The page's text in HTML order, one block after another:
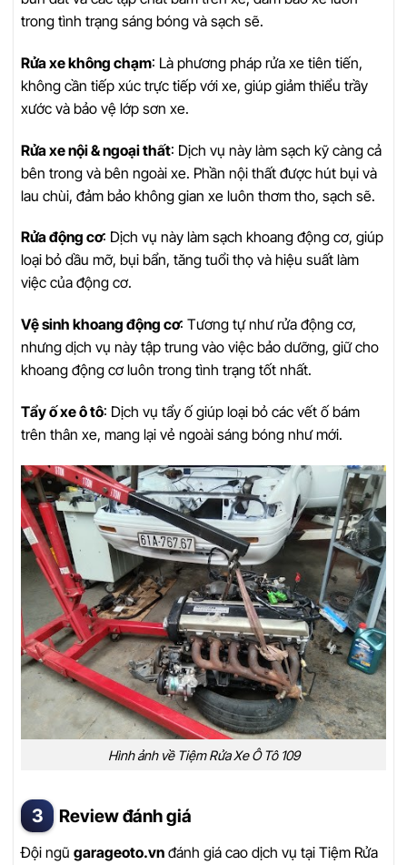
trong tình trạng sáng bóng và sạch sẽ.
Rửa xe không chạm: Là phương pháp rửa xe tiên tiến,
không cần tiếp xúc trực tiếp với xe, giúp giảm thiểu trầy
xước và bảo vệ lớp sơn xe.
Rửa xe nội & ngoại thất: Dịch vụ này làm sạch kỹ càng cả
bên trong và bên ngoài xe. Phần nội thất được hút bụi và
lau chùi, đảm bảo không gian xe luôn thơm tho, sạch sẽ.
Rửa động cơ: Dịch vụ này làm sạch khoang động cơ, giúp
loại bỏ dầu mỡ, bụi bẩn, tăng tuổi thọ và hiệu suất làm
việc của động cơ.
Vệ sinh khoang động cơ: Tương tự như rửa động cơ,
nhưng dịch vụ này tập trung vào việc bảo dưỡng, giữ cho
khoang động cơ luôn trong tình trạng tốt nhất.
Tẩy ố xe ô tô: Dịch vụ tẩy ố giúp loại bỏ các vết ố bám
trên thân xe, mang lại vẻ ngoài sáng bóng như mới.
Hình ảnh về Tiệm Rửa Xe Ô Tô 109
Review đánh giá
Đội ngũ garageoto.vn đánh giá cao dịch vụ tại Tiệm Rửa